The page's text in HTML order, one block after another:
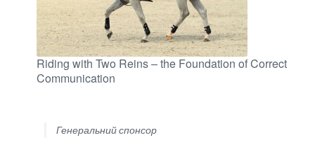
Riding with Two Reins – the Foundation of Correct
Communication
Генеральний спонсор